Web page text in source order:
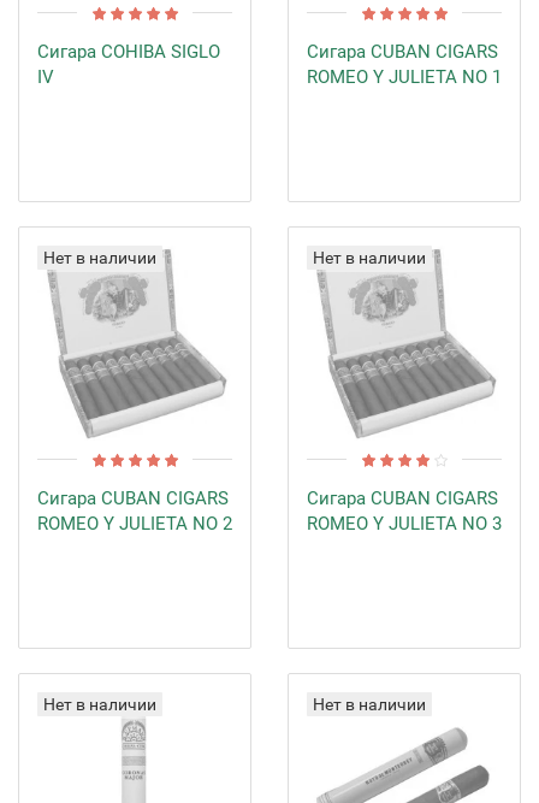
Сигара COHIBA SIGLO
IV
Сигара CUBAN CIGARS
ROMEO Y JULIETA NO 1
Нет в наличии
Сигара CUBAN CIGARS
ROMEO Y JULIETA NO 2
Нет в наличии
Сигара CUBAN CIGARS
ROMEO Y JULIETA NO 3
Нет в наличии Нет в наличии